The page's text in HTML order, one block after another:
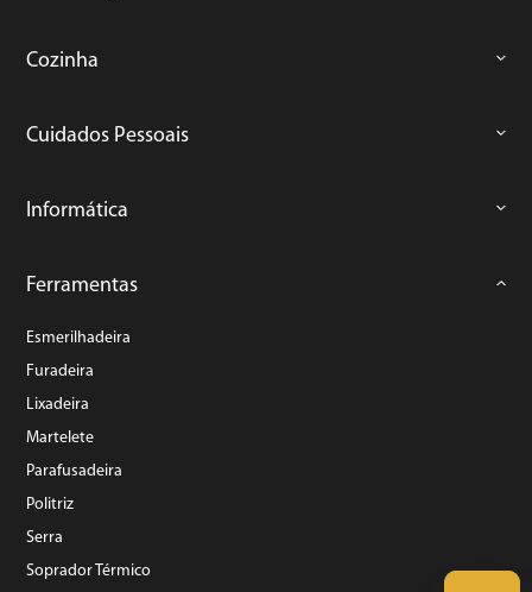
Cozinha
Cuidados Pessoais
Informática
Ferramentas
Esmerilhadeira
Furadeira
Lixadeira
Martelete
Parafusadeira
Politriz
Serra
Soprador Térmico